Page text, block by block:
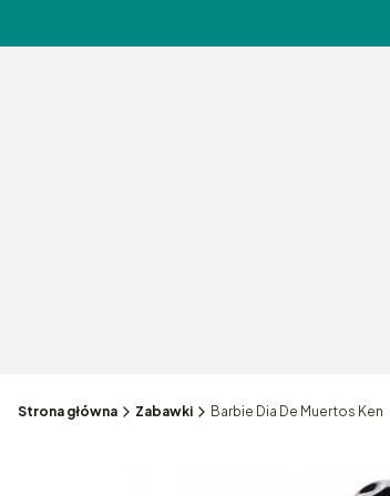
Strona główna Zabawki Barbie Dia De Muertos Ken